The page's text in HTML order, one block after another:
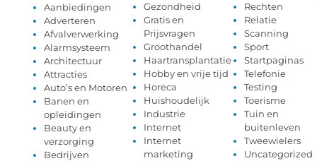
Aanbiedingen
Adverteren
Afvalverwerking
Alarmsysteem
Architectuur
Attracties
Auto’s en Motoren
Banen en
opleidingen
Beauty en
verzorging
Bedrijven
Gezondheid
Gratis en
Prijsvragen
Groothandel
Haartransplantatie
Hobby en vrije tijd
Horeca
Huishoudelijk
Industrie
Internet
Internet
marketing
Rechten
Relatie
Scanning
Sport
Startpaginas
Telefonie
Testing
Toerisme
Tuin en
buitenleven
Tweewielers
Uncategorized